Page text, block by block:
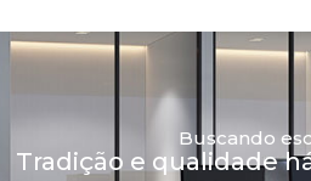
Buscando
Tradição e qualidade